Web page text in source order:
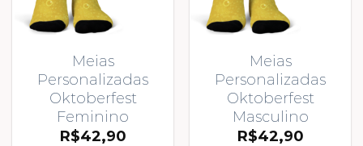
Meias
Personalizadas
Oktoberfest
Feminino
R$42,90
Meias
Personalizadas
Oktoberfest
Masculino
R$42,90